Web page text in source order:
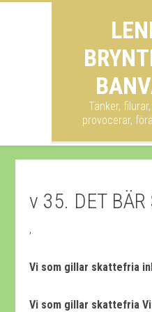
Tänker,
provocerar,
v 35. DET BÄR
,
Vi som gillar skattefria
Vi som gillar skattefria